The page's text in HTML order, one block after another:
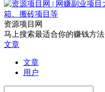
资源项目网
马上搜索最适合你的赚钱方法
文章
文章
用户